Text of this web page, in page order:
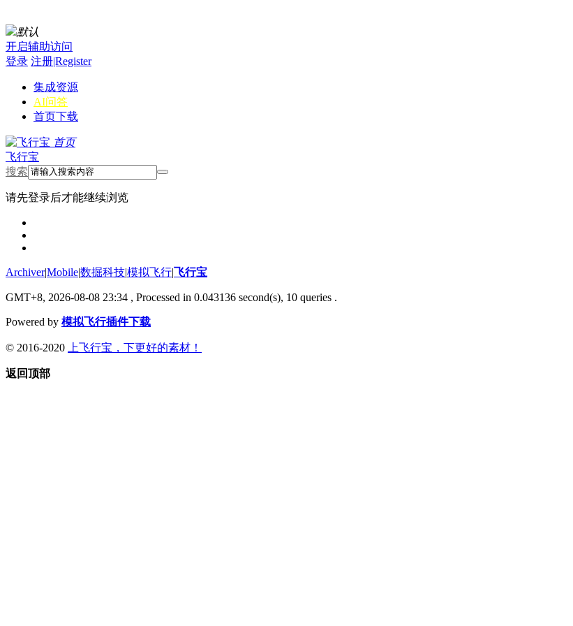
默认
开启辅助访问
登录 注册|Register
集成资源
AI问答
首页下载
首页
飞行宝
搜索
请先登录后才能继续浏览
Archiver|Mobile|数掘科技|模拟飞行|飞行宝
GMT+8, 2026-08-08 23:34 , Processed in 0.043136 second(s), 10 queries .
Powered by 模拟飞行插件下载
© 2016-2020 上飞行宝，下更好的素材！
返回顶部